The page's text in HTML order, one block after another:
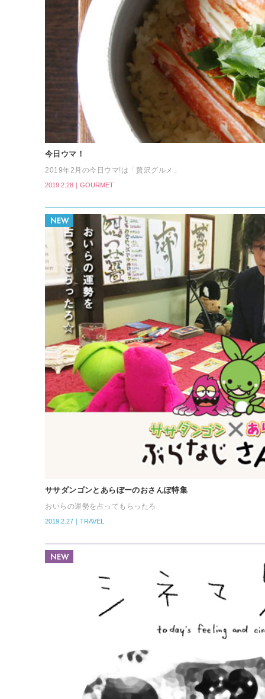
今日ウマ！
2019年2月の今日ウマ!は「贅沢グルメ」
2019.2.28｜GOURMET
ササダンゴンとあらぼーのおさんぽ特集
おいらの運勢を占ってもらったろ
2019.2.27｜TRAVEL